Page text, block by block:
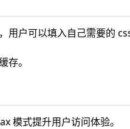
用户可以填入自己需要的
存。
模式提升用户访问体验。